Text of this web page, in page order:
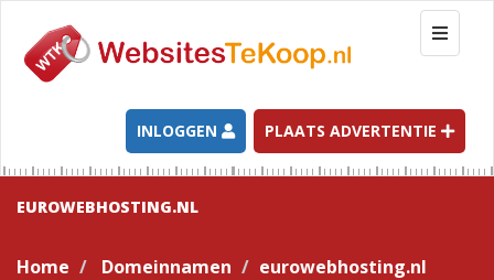
T
o
g
l
e
n
INLOGGEN PLAATS ADVERTENTIE
EUROWEBHOSTING.NL
Home Domeinnamen eurowebhosting.nl